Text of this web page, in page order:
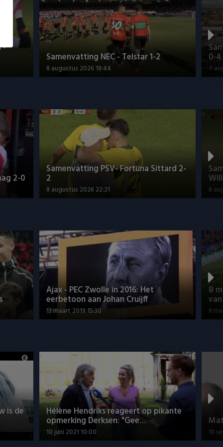
-
Samenvatting NEC - Telstar 1-2
8 augustus 2026 18:44
0-4
7
2-0
Samenvatting PSV- Fortuna Sittard 2-
2
8 augustus 2026 22:21 8
Ajax - PEC Zwolle in 2016: Het
eerbetoon aan Johan Cruijff
13 maart 2019 15:30
8
8
is de Hélène Hendriks reageert op pikante
opmerking Derksen: "Gee…
10 juni 2021 10:00 18